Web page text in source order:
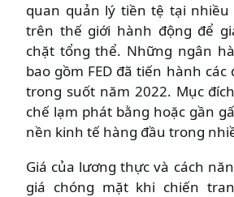
quan quản lý tiền tệ tại
trên thế giới hành động để
chặt tổng thể. Những ngân
bao gồm FED đã tiến hành
trong suốt năm 2022. Mục
chế lạm phát bằng hoặc gần
nền kinh tế hàng đầu trong
Giá của lương thực và cách
giá chóng mặt khi chiến